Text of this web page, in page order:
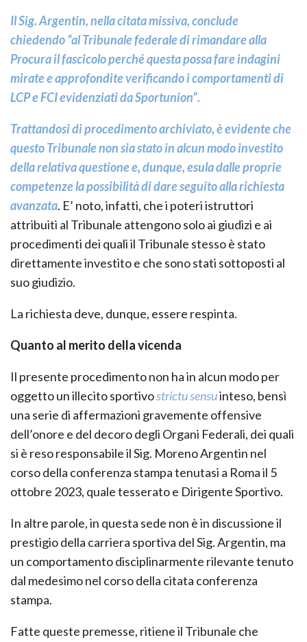
Il Sig. Argentin, nella citata missiva, conclude
chiedendo “al Tribunale federale di rimandare alla
Procura il fascicolo perché questa possa fare indagini
mirate e approfondite verificando i comportamenti di
LCP e FCI evidenziati da Sportunion”.
Trattandosi di procedimento archiviato, è evidente che
questo Tribunale non sia stato in alcun modo investito
della relativa questione e, dunque, esula dalle proprie
competenze la possibilità di dare seguito alla richiesta
avanzata. E’ noto, infatti, che i poteri istruttori
attribuiti al Tribunale attengono solo ai giudizi e ai
procedimenti dei quali il Tribunale stesso è stato
direttamente investito e che sono stati sottoposti al
suo giudizio.
La richiesta deve, dunque, essere respinta.
Quanto al merito della vicenda
Il presente procedimento non ha in alcun modo per
oggetto un illecito sportivostrictu sensuinteso, bensì
una serie di affermazioni gravemente offensive
dell’onore e del decoro degli Organi Federali, dei quali
si è reso responsabile il Sig. Moreno Argentin nel
corso della conferenza stampa tenutasi a Roma il 5
ottobre 2023, quale tesserato e Dirigente Sportivo.
In altre parole, in questa sede non è in discussione il
prestigio della carriera sportiva del Sig. Argentin, ma
un comportamento disciplinarmente rilevante tenuto
dal medesimo nel corso della citata conferenza
stampa.
Fatte queste premesse, ritiene il Tribunale che